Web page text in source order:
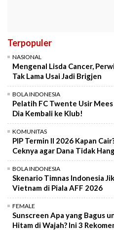
Terpopuler
NASIONAL
Mengenal Lisda Cancer,
Tak Lama Usai Jadi Brigjen
BOLA INDONESIA
Pelatih FC Twente Usir
Dia Kembali ke Klub!
KOMUNITAS
PIP Termin II 2026 Kapan
Ceknya agar Dana Tidak
BOLA INDONESIA
Skenario Timnas Indonesia
Vietnam di Piala AFF 2026
FEMALE
Sunscreen Apa yang Bagus
Hitam di Wajah? Ini 3